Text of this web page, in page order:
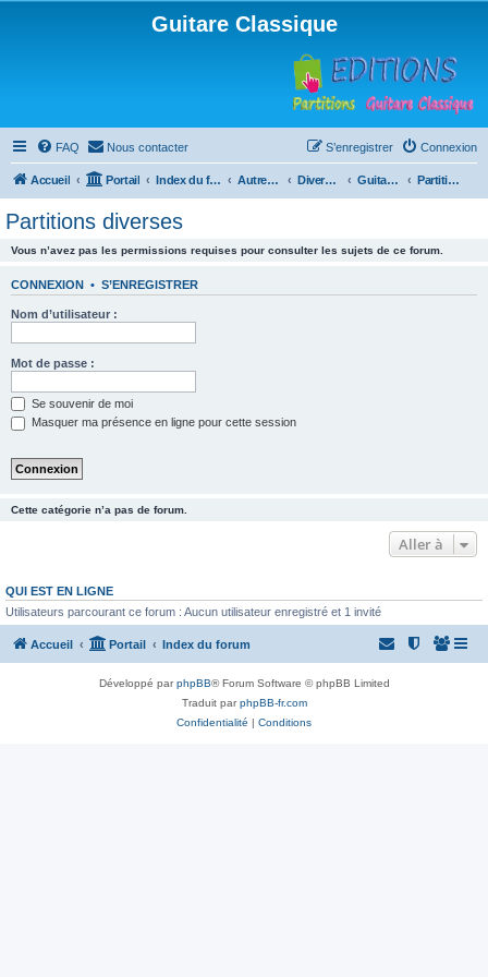
Guitare Classique
FAQ Nous contacter Connexion
S’enregistrer
Accueil Portail Index du forum Autres instruments à cordes pincées, ou styles Divers instruments Guitare acoustique ("folk") Partitions diverses
Partitions diverses
Vous n’avez pas les permissions requises pour consulter les sujets de ce forum.
CONNEXION • S’ENREGISTRER
Nom d’utilisateur :
Mot de passe :
Se souvenir de moi
Masquer ma présence en ligne pour cette session
Cette catégorie n’a pas de forum.
Aller à
QUI EST EN LIGNE
Utilisateurs parcourant ce forum : Aucun utilisateur enregistré et 1 invité
Accueil Portail Index du forum
Développé parphpBB® Forum Software © phpBB Limited
Traduit parphpBB-fr.com
Confidentialité | Conditions